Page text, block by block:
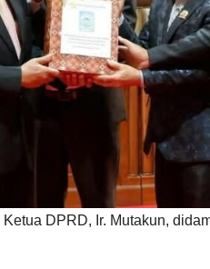
DPRD, Ir. Mutakun,